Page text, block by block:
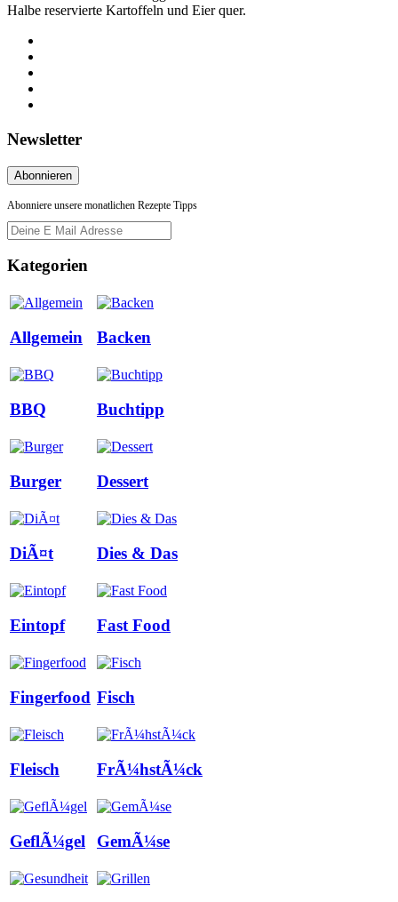
Halbe reservierte Kartoffeln und Eier quer.
Newsletter
Abonniere unsere monatlichen Rezepte Tipps
Kategorien
Allgemein Backen
BBQ Buchtipp
Burger Dessert
DiÃ¤t Dies & Das
Eintopf Fast Food
Fingerfood Fisch
Fleisch FrÃ¼hstÃ¼ck
GeflÃ¼gel GemÃ¼se